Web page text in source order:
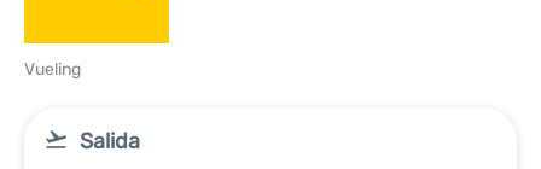
Vueling
Salida